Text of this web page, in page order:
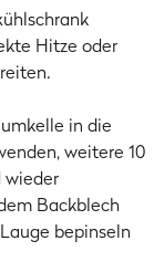
Hitze oder
in die
weitere 10
wieder
Backblech
bepinseln